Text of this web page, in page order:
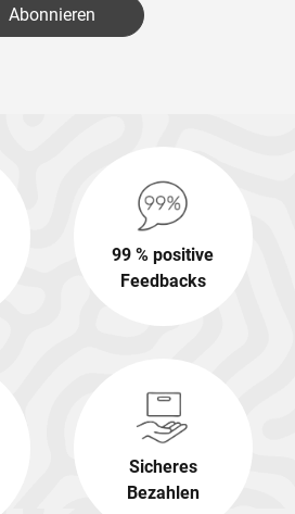
Abonnieren
99 % positive
Feedbacks
Sicheres
Bezahlen